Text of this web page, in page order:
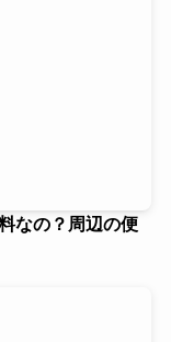
なの？周辺の便